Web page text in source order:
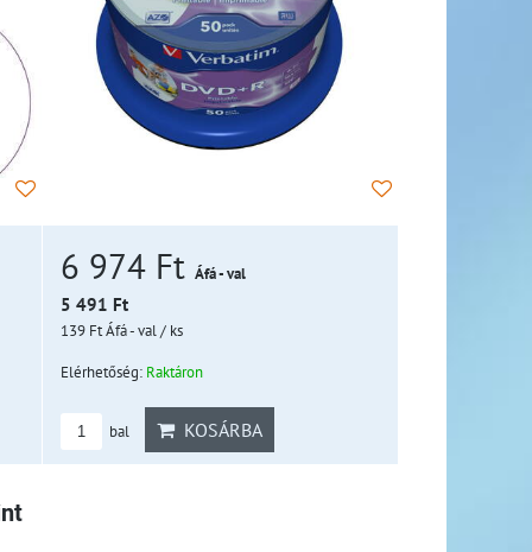
6 974 FtÁfá - val
5 491 Ft
139 FtÁfá - val/ ks
Elérhetőség: Raktáron
bal KOSÁRBA